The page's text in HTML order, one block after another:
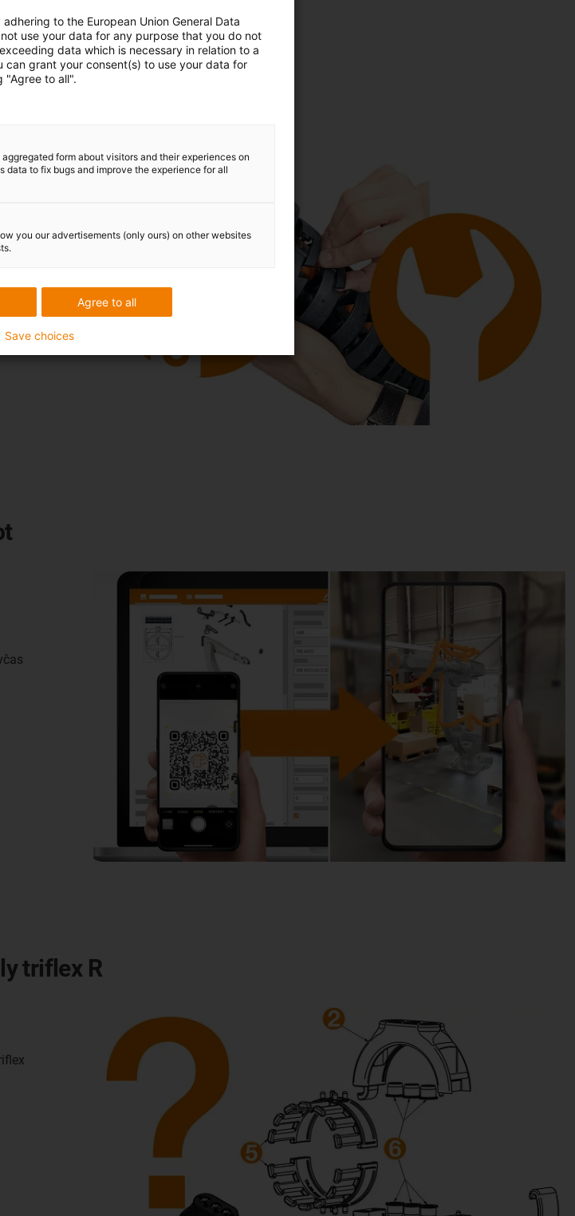
triflex R
to the European Union General Data
use your data for any purpose that you do not
data which is necessary in relation to a
can grant your consent(s) to use your data for
"Agree to all".
form about visitors and their experiences on
data to fix bugs and improve the experience for all
you our advertisements (only ours) on other websites
Agree to all
Save choices